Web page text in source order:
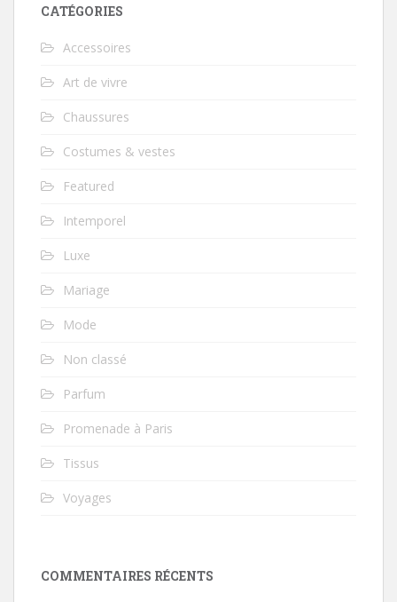
CATÉGORIES
Accessoires
Art de vivre
Chaussures
Costumes & vestes
Featured
Intemporel
Luxe
Mariage
Mode
Non classé
Parfum
Promenade à Paris
Tissus
Voyages
COMMENTAIRES RÉCENTS